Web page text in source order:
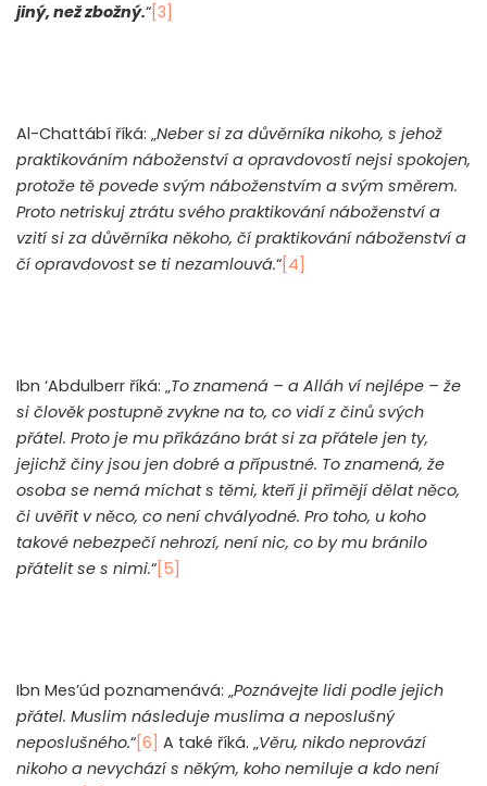
jiný, než zbožný.“ [3]
Al-Chattábí říká: „Neber si za důvěrníka nikoho, s jehož
praktikováním náboženství a opravdovostí nejsi spokojen,
protože tě povede svým náboženstvím a svým směrem.
Proto netriskuj ztrátu svého praktikování náboženství a
vzití si za důvěrníka někoho, čí praktikování náboženství a
čí opravdovost se ti nezamlouvá.“ [4]
Ibn ‘Abdulberr říká: „To znamená – a Alláh ví nejlépe – že
si člověk postupně zvykne na to, co vidí z činů svých
přátel. Proto je mu přikázáno brát si za přátele jen ty,
jejichž činy jsou jen dobré a přípustné. To znamená, že
osoba se nemá míchat s těmi, kteří ji přimějí dělat něco,
či uvěřit v něco, co není chvályodné. Pro toho, u koho
takové nebezpečí nehrozí, není nic, co by mu bránilo
přátelit se s nimi.“ [5]
Ibn Mes’úd poznamenává: „Poznávejte lidi podle jejich
přátel. Muslim následuje muslima a neposlušný
neposlušného.“ [6] A také říká. „Věru, nikdo neprovází
nikoho a nevychází s někým, koho nemiluje a kdo není